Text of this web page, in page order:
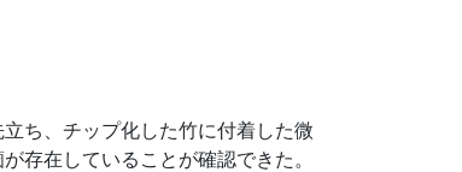
ち、チップ化した竹に付着した微
存在していることが確認できた。